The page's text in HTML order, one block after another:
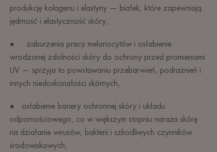
produkcję kolagenu i elastyny — białek, które zapewniają
jędrność i elastyczność skóry,
● zaburzenia pracy melanocytów i osłabienie
wrodzonej zdolności skóry do ochrony przed promieniami
UV — sprzyja to powstawaniu przebarwień, podrażnień i
innych niedoskonałości skórnych,
● osłabienie bariery ochronnej skóry i układu
odpornościowego, co w większym stopniu naraża skórę
na działanie wirusów, bakterii i szkodliwych czynników
środowiskowych,